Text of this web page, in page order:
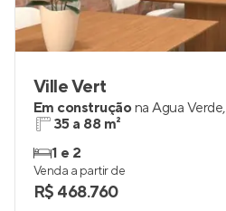
Ville Vert
Em construçãona Água Verde,
35 a 88 m²
1 e 2
Venda a partir de
R$ 468.760